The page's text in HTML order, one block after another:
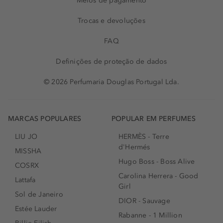
Trocas e devoluções
FAQ
Definições de proteção de dados
© 2026 Perfumaria Douglas Portugal Lda.
MARCAS POPULARES
LIU JO
MISSHA
COSRX
Lattafa
Sol de Janeiro
Estée Lauder
POPULAR EM PERFUMES
HERMÈS - Terre
d'Hermés
Hugo Boss - Boss Alive
Carolina Herrera - Good
Girl
DIOR - Sauvage
Rabanne - 1 Million